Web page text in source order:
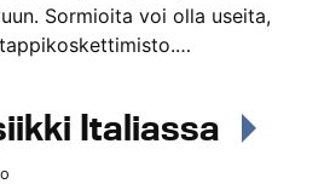
Sormioita voi olla useita,
Italiassa